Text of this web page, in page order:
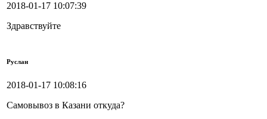
2018-01-17 10:07:39
Здравствуйте
Руслан
2018-01-17 10:08:16
Самовывоз в Казани откуда?